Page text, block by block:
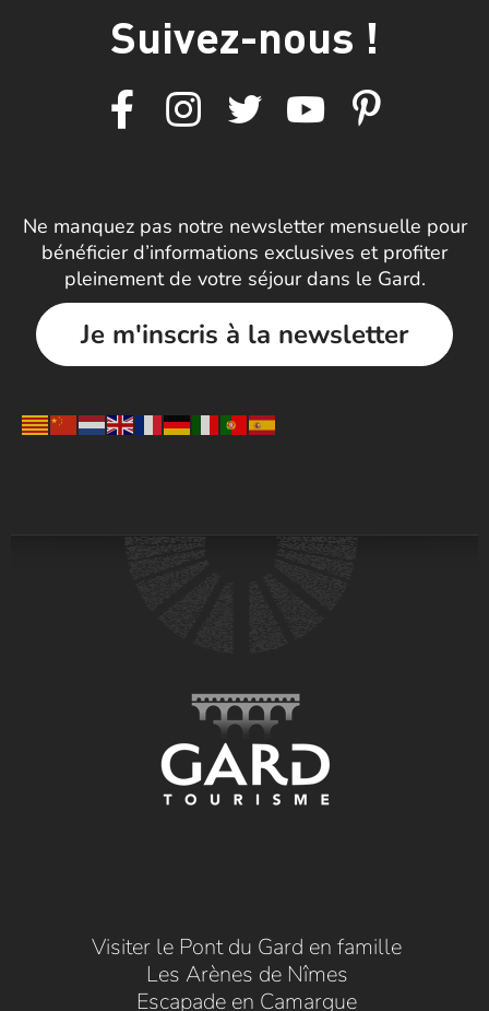
Suivez-nous !
Ne manquez pas notre newsletter mensuelle pour
bénéficier d’informations exclusives et profiter
pleinement de votre séjour dans le Gard.
Je m'inscris à la newsletter
Visiter le Pont du Gard en famille
Les Arènes de Nîmes
Escapade en Camargue